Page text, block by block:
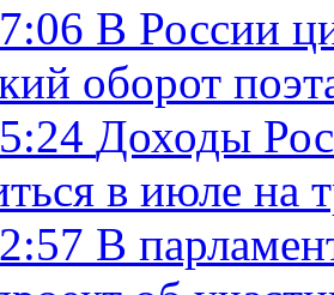
В России
оборот
Доходы
в июле на
В